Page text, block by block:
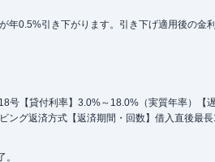
0.5%引き下がります。引き下げ適用後の金
【貸付利率】3.0%～18.0%（実質年率）【
ング返済方式【返済期間・回数】借入直後最